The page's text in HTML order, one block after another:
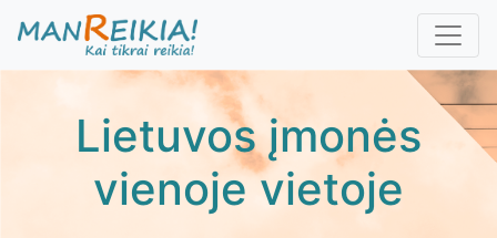
pagrindinį
Lietuvos įmonės
vienoje vietoje